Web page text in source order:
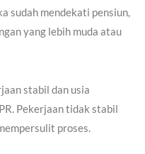
sudah mendekati pensiun,
yang lebih muda atau
stabil dan usia
Pekerjaan tidak stabil
proses.